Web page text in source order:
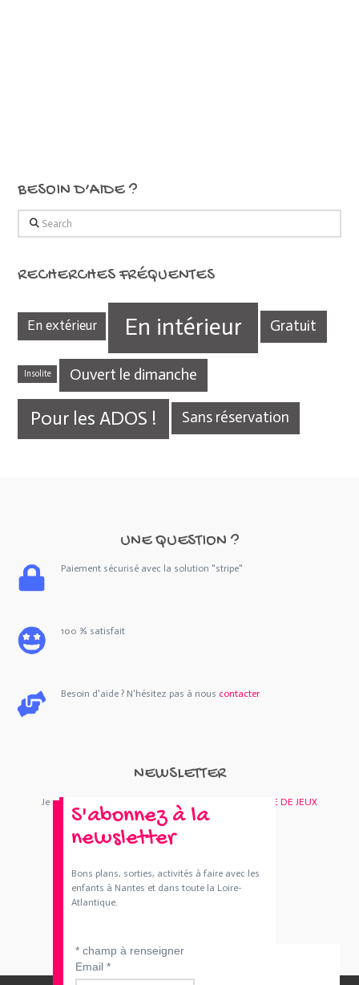
BESOIN D’AIDE ?
Search
RECHERCHES FRÉQUENTES
En extérieur En intérieur Gratuit
Insolite Ouvert le dimanche
Pour les ADOS ! Sans réservation
UNE QUESTION ?
Paiement sécurisé avec la solution "stripe"
100 % satisfait
Besoin d'aide ? N'hésitez pas à nous contacter
NEWSLETTER
Je m'abonne : Newsletter BOUTIQUE DE JEUX
S'abonnez à la
newsletter
Bons plans, sorties, activités à faire avec les
enfants à Nantes et dans toute la Loire-
Atlantique.
* champ à renseigner
Email *